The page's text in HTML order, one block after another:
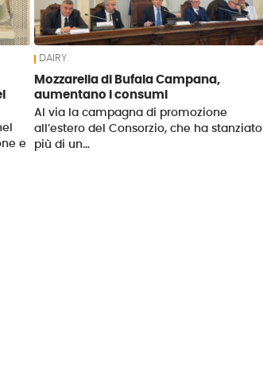
e
DAIRY
Mozzarella di Bufala Campana,
aumentano i consumi
Al via la campagna di promozione
all’estero del Consorzio, che ha stanziato
più di un…